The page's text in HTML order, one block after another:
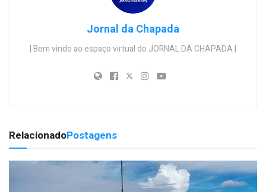
Jornal da Chapada
| Bem vindo ao espaço virtual do JORNAL DA CHAPADA |
RelacionadoPostagens